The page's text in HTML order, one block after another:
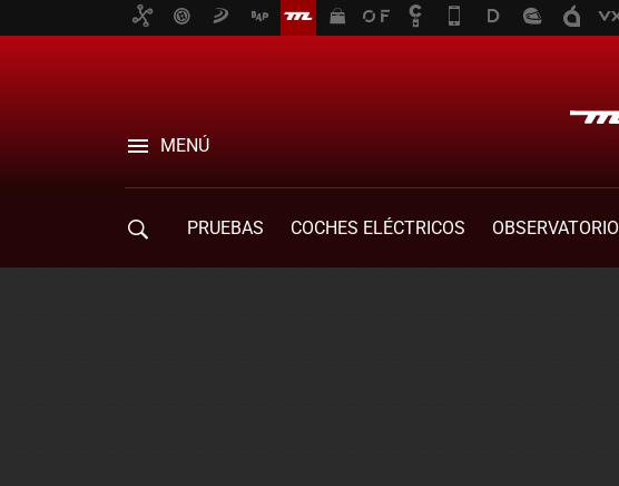
MENÚ
PRUEBAS COCHES ELÉCTRICOS OBSERVATORIO